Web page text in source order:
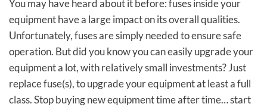
You may have heard about it before: fuses inside your
equipment have a large impact on its overall qualities.
Unfortunately, fuses are simply needed to ensure safe
operation. But did you know you can easily upgrade your
equipment a lot, with relatively small investments? Just
replace fuse(s), to upgrade your equipment at least a full
class. Stop buying new equipment time after time… start